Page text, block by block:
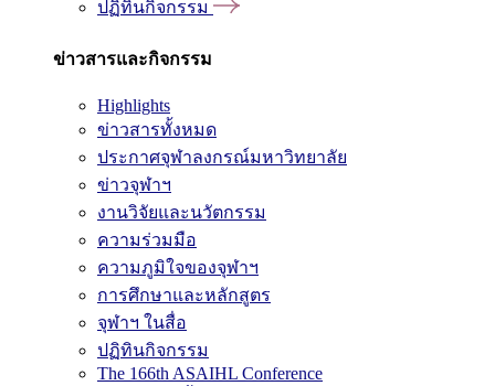
ปฏิทินกิจกรรม
ข่าวสารและกิจกรรม
Highlights
ข่าวสารทั้งหมด
ประกาศจุฬาลงกรณ์มหาวิทยาลัย
ข่าวจุฬาฯ
งานวิจัยและนวัตกรรม
ความร่วมมือ
ความภูมิใจของจุฬาฯ
การศึกษาและหลักสูตร
จุฬาฯ ในสื่อ
ปฏิทินกิจกรรม
The 166th ASAIHL Conference